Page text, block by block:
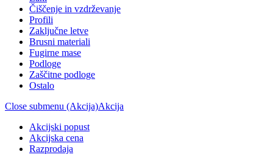
Čiščenje in vzdrževanje
Profili
Zaključne letve
Brusni materiali
Fugirne mase
Podloge
Zaščitne podloge
Ostalo
Close submenu (Akcija)Akcija
Akcijski popust
Akcijska cena
Razprodaja